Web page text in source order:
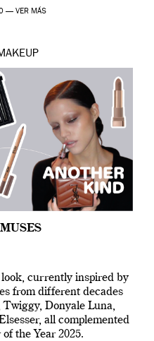
de abril […]
— VER MÁS
look, currently inspired by
from different decades
Twiggy, Donyale Luna,
all complemented
of the Year 2025.